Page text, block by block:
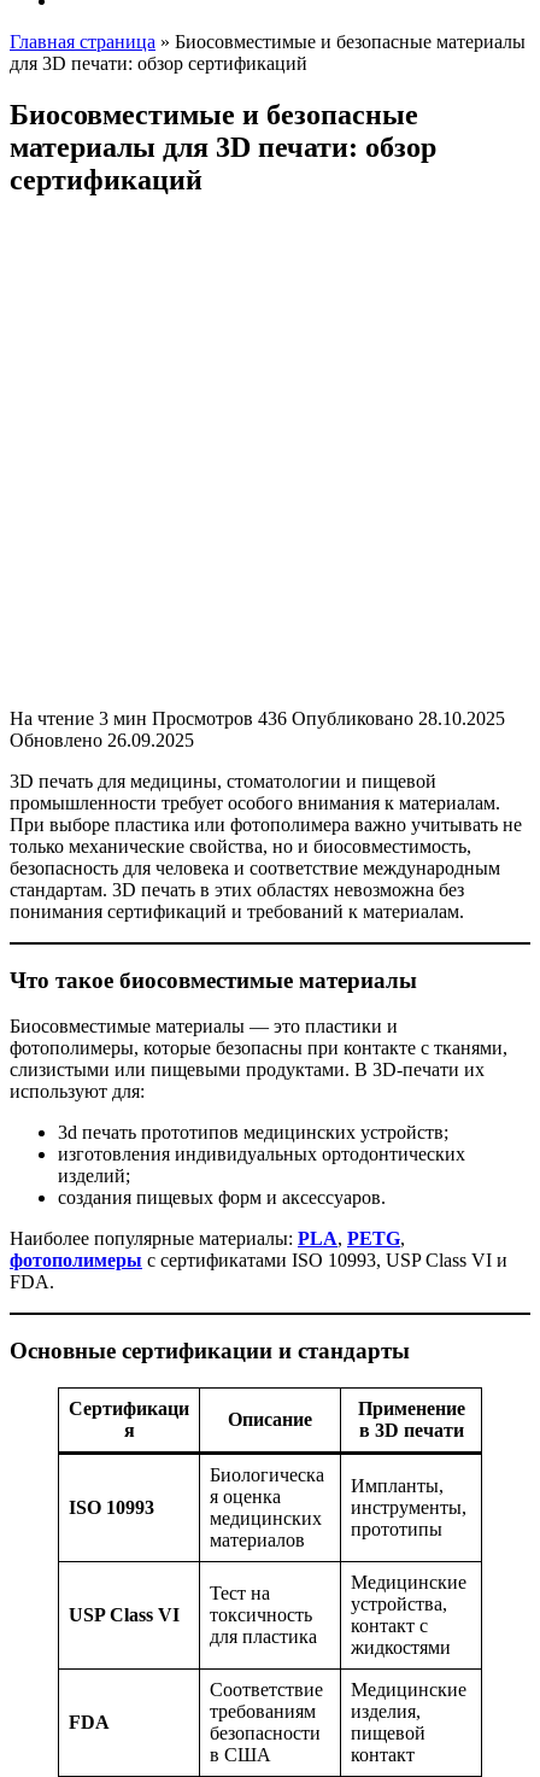
Главная страница » Биосовместимые и безопасные материалы
для 3D печати: обзор сертификаций
Биосовместимые и безопасные
материалы для 3D печати: обзор
сертификаций
На чтение 3 мин Просмотров 436 Опубликовано 28.10.2025
Обновлено 26.09.2025
3D печать для медицины, стоматологии и пищевой
промышленности требует особого внимания к материалам.
При выборе пластика или фотополимера важно учитывать не
только механические свойства, но и биосовместимость,
безопасность для человека и соответствие международным
стандартам. 3D печать в этих областях невозможна без
понимания сертификаций и требований к материалам.
Что такое биосовместимые материалы
Биосовместимые материалы — это пластики и
фотополимеры, которые безопасны при контакте с тканями,
слизистыми или пищевыми продуктами. В 3D-печати их
используют для:
3d печать прототипов медицинских устройств;
изготовления индивидуальных ортодонтических
изделий;
создания пищевых форм и аксессуаров.
Наиболее популярные материалы: PLA, PETG,
фотополимеры с сертификатами ISO 10993, USP Class VI и
FDA.
Основные сертификации и стандарты
Сертификаци
я
Описание
Применение
в 3D печати
ISO 10993
Биологическа
я оценка
медицинских
материалов
Импланты,
инструменты,
прототипы
USP Class VI
Тест на
токсичность
для пластика
Медицинские
устройства,
контакт с
жидкостями
FDA
Соответствие
требованиям
безопасности
в США
Медицинские
изделия,
пищевой
контакт